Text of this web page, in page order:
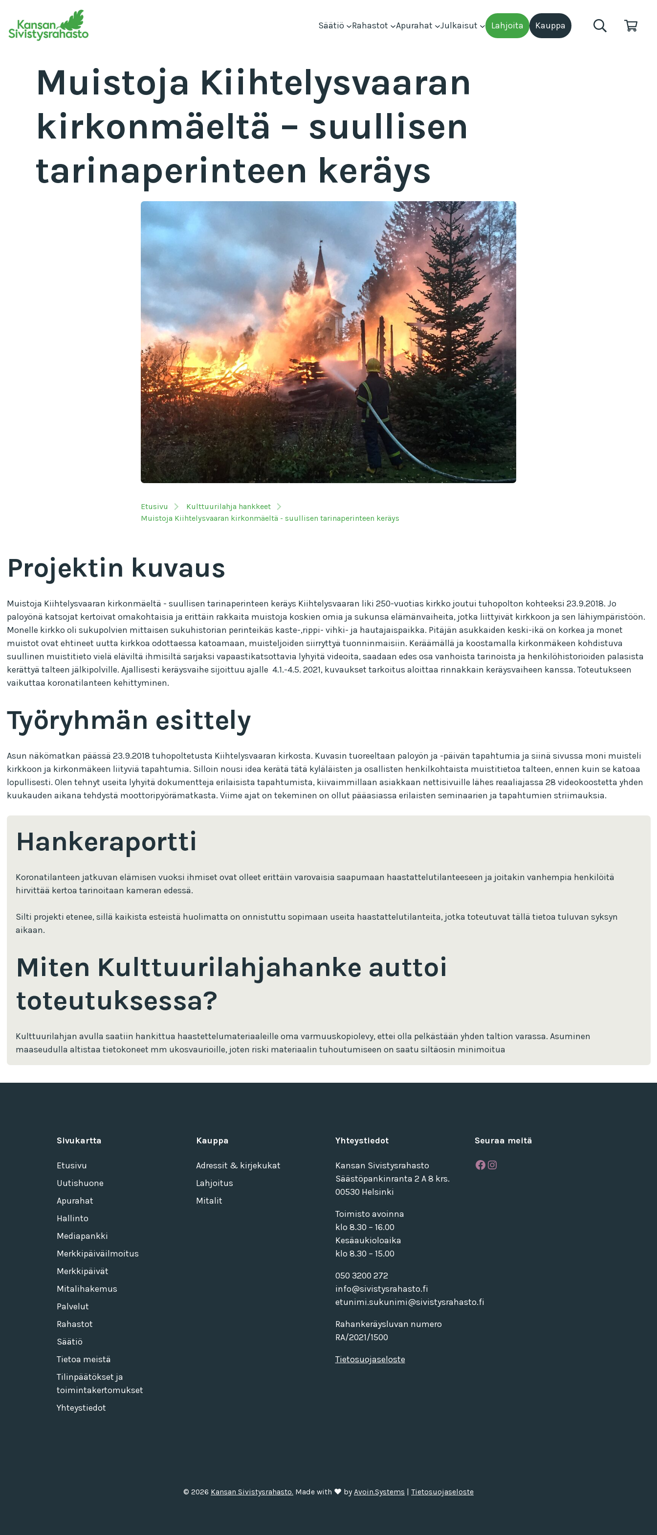
Säätiö Rahastot Apurahat Julkaisut Lahjoita Kauppa
Muistoja Kiihtelysvaaran
kirkonmäeltä – suullisen
tarinaperinteen keräys
Etusivu
Kulttuurilahja hankkeet
Muistoja Kiihtelysvaaran kirkonmäeltä - suullisen tarinaperinteen keräys
Projektin kuvaus
Muistoja Kiihtelysvaaran kirkonmäeltä - suullisen tarinaperinteen keräys Kiihtelysvaaran liki 250-vuotias kirkko joutui tuhopolton kohteeksi 23.9.2018. Jo
paloyönä katsojat kertoivat omakohtaisia ja erittäin rakkaita muistoja koskien omia ja sukunsa elämänvaiheita, jotka liittyivät kirkkoon ja sen lähiympäristöön.
Monelle kirkko oli sukupolvien mittaisen sukuhistorian perinteikäs kaste-,rippi- vihki- ja hautajaispaikka. Pitäjän asukkaiden keski-ikä on korkea ja monet
muistot ovat ehtineet uutta kirkkoa odottaessa katoamaan, muisteljoiden siirryttyä tuonninmaisiin. Keräämällä ja koostamalla kirkonmäkeen kohdistuva
suullinen muistitieto vielä eläviltä ihmisiltä sarjaksi vapaastikatsottavia lyhyitä videoita, saadaan edes osa vanhoista tarinoista ja henkilöhistorioiden palasista
kerättyä talteen jälkipolville. Ajallisesti keräysvaihe sijoittuu ajalle 4.1.-4.5. 2021, kuvaukset tarkoitus aloittaa rinnakkain keräysvaiheen kanssa. Toteutukseen
vaikuttaa koronatilanteen kehittyminen.
Työryhmän esittely
Asun näkömatkan päässä 23.9.2018 tuhopoltetusta Kiihtelysvaaran kirkosta. Kuvasin tuoreeltaan paloyön ja -päivän tapahtumia ja siinä sivussa moni muisteli
kirkkoon ja kirkonmäkeen liityviä tapahtumia. Silloin nousi idea kerätä tätä kyläläisten ja osallisten henkilkohtaista muistitietoa talteen, ennen kuin se katoaa
lopullisesti. Olen tehnyt useita lyhyitä dokumentteja erilaisista tapahtumista, kiivaimmillaan asiakkaan nettisivuille lähes reaaliajassa 28 videokoostetta yhden
kuukauden aikana tehdystä moottoripyörämatkasta. Viime ajat on tekeminen on ollut pääasiassa erilaisten seminaarien ja tapahtumien striimauksia.
Hankeraportti
Koronatilanteen jatkuvan elämisen vuoksi ihmiset ovat olleet erittäin varovaisia saapumaan haastattelutilanteeseen ja joitakin vanhempia henkilöitä
hirvittää kertoa tarinoitaan kameran edessä.
Silti projekti etenee, sillä kaikista esteistä huolimatta on onnistuttu sopimaan useita haastattelutilanteita, jotka toteutuvat tällä tietoa tuluvan syksyn
aikaan.
Miten Kulttuurilahjahanke auttoi
toteutuksessa?
Kulttuurilahjan avulla saatiin hankittua haastettelumateriaaleille oma varmuuskopiolevy, ettei olla pelkästään yhden taltion varassa. Asuminen
maaseudulla altistaa tietokoneet mm ukosvaurioille, joten riski materiaalin tuhoutumiseen on saatu siltäosin minimoitua
Sivukartta
Etusivu
Uutishuone
Apurahat
Hallinto
Mediapankki
Merkkipäiväilmoitus
Merkkipäivät
Mitalihakemus
Palvelut
Rahastot
Säätiö
Tietoa meistä
Tilinpäätökset ja
toimintakertomukset
Yhteystiedot
Kauppa
Adressit & kirjekukat
Lahjoitus
Mitalit
Yhteystiedot
Kansan Sivistysrahasto
Säästöpankinranta 2 A 8 krs.
00530 Helsinki
Toimisto avoinna
klo 8.30 – 16.00
Kesäaukioloaika
klo 8.30 – 15.00
050 3200 272
info@sivistysrahasto.fi
etunimi.sukunimi@sivistysrahasto.fi
Rahankeräysluvan numero
RA/2021/1500
Tietosuojaseloste
Seuraa meitä
Facebook
Instagram
© 2026 Kansan Sivistysrahasto. Made with ❤ by Avoin.Systems Tietosuojaseloste